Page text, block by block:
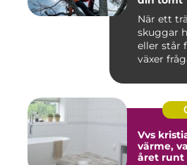
När ett
skuggar
eller står
växer
Vvs
värme,
året runt